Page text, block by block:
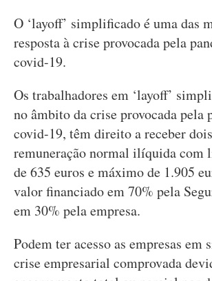
O ‘layoff’ simplificado é uma das
resposta à crise provocada pela
covid-19.
Os trabalhadores em ‘layoff’
no âmbito da crise provocada pela
covid-19, têm direito a receber
remuneração normal ilíquida
de 635 euros e máximo de 1.905
valor financiado em 70% pela
em 30% pela empresa.
Podem ter acesso as empresas em
crise empresarial comprovada